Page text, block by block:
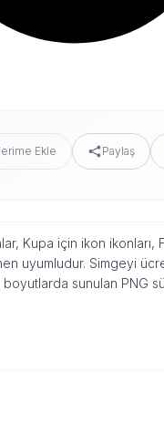
Ekle Paylaş
Kupa için ikon
uyumludur. Simgeyi
sunulan PNG